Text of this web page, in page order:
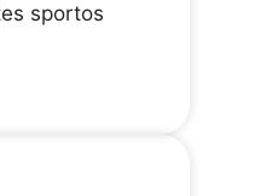
sportos